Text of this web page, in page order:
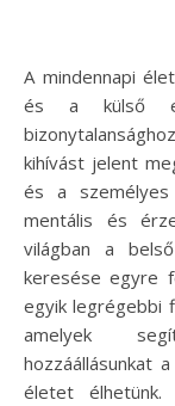
A mindennapi élet rohanó tempója, a folyamatos stressz
és a külső
kihívást jelent
és a személyes
mentális és
világban a
keresése egyre
egyik legrégebbi
amelyek
hozzáállásunkat
életet élhetünk.